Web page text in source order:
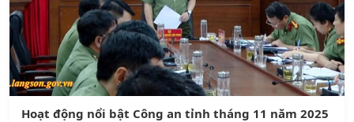
Hoạt động nổi bật Công an tỉnh tháng 11 năm 2025